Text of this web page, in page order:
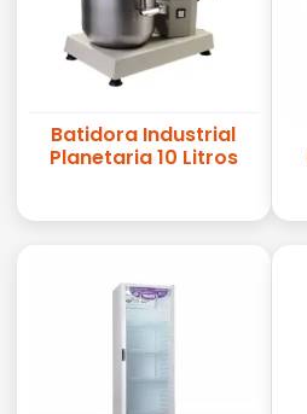
Batidora Industrial
Planetaria 10 Litros